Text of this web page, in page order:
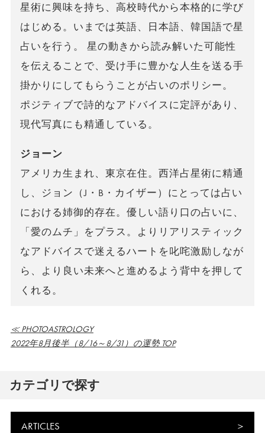
星術に興味を持ち、高校時代から本格的に学び
はじめる。いまでは英語、日本語、韓国語で星
占いを行う。 星の動きから読み解いた可能性
を伝えることで、受け手に豊かな人生を送る手
掛かりにしてもらうことが占いのポリシー。
ポジティブで詩的なアドバイスに定評があり、
現代写真にも精通している。
ジョーン
アメリカ生まれ、東京在住。西洋占星術に精通
し、ジョン（J・B・カイザー）にとっては占い
における姉御的存在。優しい語り口の占いに、
「愛のムチ」をプラス。よりリアリスティック
なアドバイスで迷えるハートを叱咤激励しなが
ら、より良い未来へと進めるよう背中を押して
くれる。
≪ PHOTOASTROLOGY
2022年8月後半（8/16～8/31）の運勢 TOP
カテゴリで探す
ARTICLES